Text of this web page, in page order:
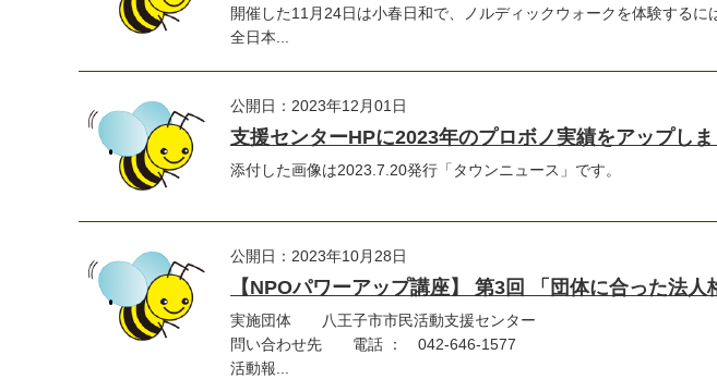
開催した11月24日は小春日和で、ノルディックウォークを体験するに
全日本...
公開日：2023年12月01日
支援センターHPに2023年のプロボノ実績をアップしま
添付した画像は2023.7.20発行「タウンニュース」です。
公開日：2023年10月28日
【NPOパワーアップ講座】 第3回 「団体に合った法人
実施団体 八王子市市民活動支援センター
問い合わせ先 電話 ： 042-646-1577
活動報...